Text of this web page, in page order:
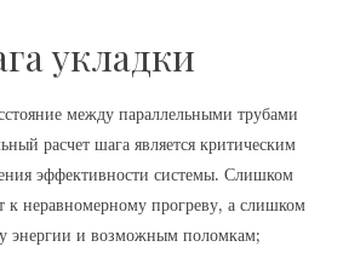
укладки
между параллельными трубами
расчет шага является критическим
эффективности системы. Слишком
к неравномерному прогреву, а слишком
энергии и возможным поломкам;